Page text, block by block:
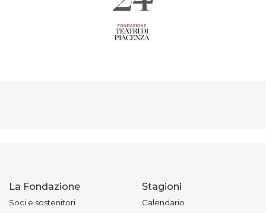
La Fondazione
Soci e sostenitori
Stagioni
Calendario